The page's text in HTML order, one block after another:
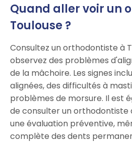
Quand aller voir un
Toulouse ?
Consultez un orthodontiste à
observez des problèmes
de la mâchoire. Les signes
alignées, des difficultés à
problèmes de morsure. Il est
de consulter un orthodontiste
une évaluation préventive,
complète des dents